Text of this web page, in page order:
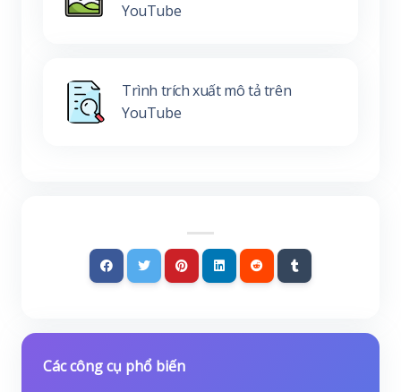
YouTube
Trình trích xuất mô tả trên
YouTube
Các công cụ phổ biến